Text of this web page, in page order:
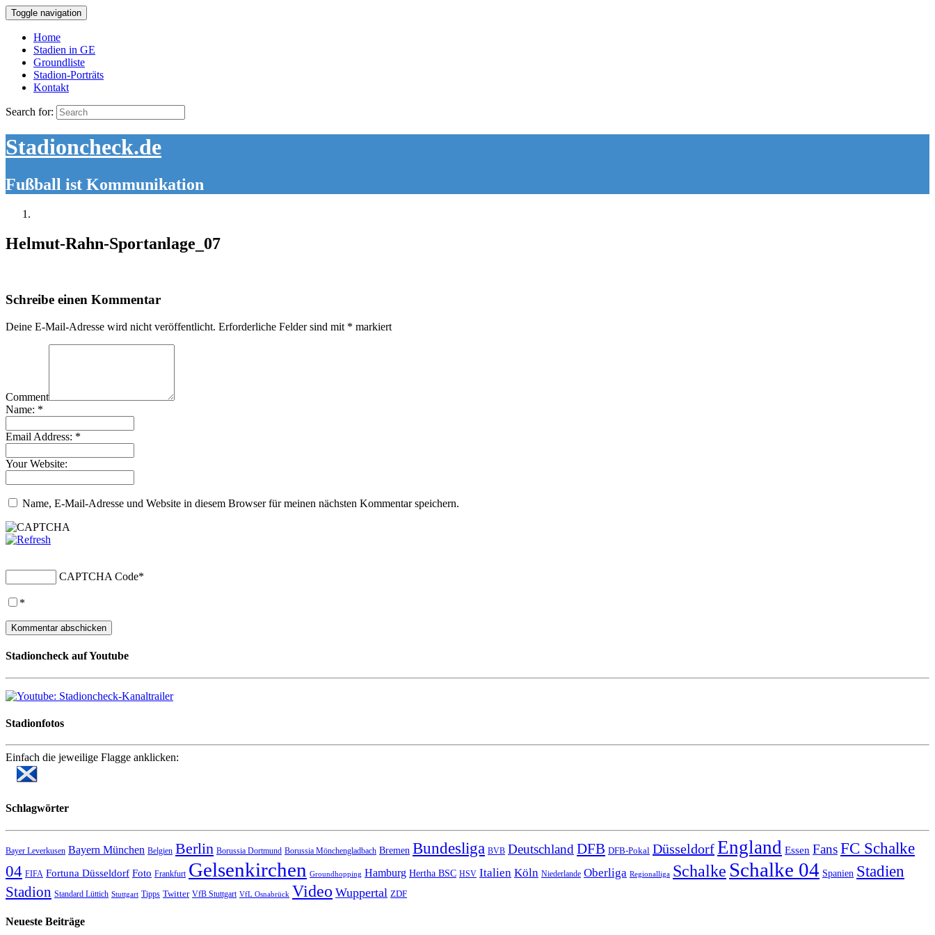
Toggle navigation
Home
Stadien in GE
Groundliste
Stadion-Porträts
Kontakt
Search for:
Stadioncheck.de
Fußball ist Kommunikation
Helmut-Rahn-Sportanlage_07
Schreibe einen Kommentar
Deine E-Mail-Adresse wird nicht veröffentlicht. Erforderliche Felder sind mit * markiert
Comment
Name: *
Email Address: *
Your Website:
Name, E-Mail-Adresse und Website in diesem Browser für meinen nächsten Kommentar speichern.
CAPTCHA Code*
*
Stadioncheck auf Youtube
Stadionfotos
Einfach die jeweilige Flagge anklicken:
Schlagwörter
Bayer Leverkusen Bayern München Belgien Berlin Borussia Dortmund Borussia Mönchengladbach Bremen Bundesliga BVB Deutschland DFB DFB-Pokal DüsseldorfEngland Essen FansFC Schalke
04 FIFA Fortuna Düsseldorf Foto Frankfurt Gelsenkirchen Groundhopping Hamburg Hertha BSC HSV Italien Köln Niederlande Oberliga Regionalliga Schalke Schalke 04 Spanien Stadien
Stadion Standard Lüttich Stuttgart Tipps Twitter VfB Stuttgart VfL Osnabrück Video Wuppertal ZDF
Neueste Beiträge